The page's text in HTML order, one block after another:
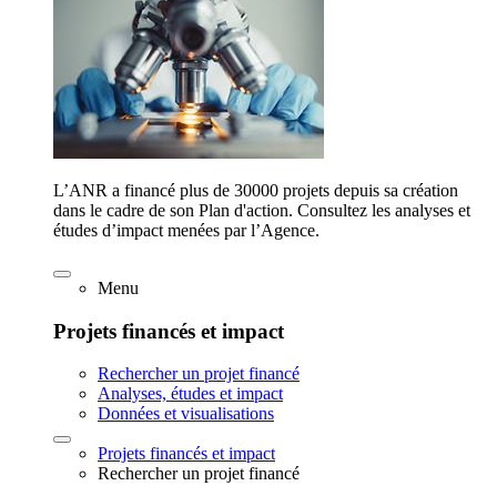
L’ANR a financé plus de 30000 projets depuis sa création
dans le cadre de son Plan d'action. Consultez les analyses et
études d’impact menées par l’Agence.
Menu
Projets financés et impact
Rechercher un projet financé
Analyses, études et impact
Données et visualisations
Projets financés et impact
Rechercher un projet financé